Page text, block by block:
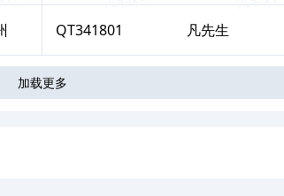
QT341801 凡先生
加载更多